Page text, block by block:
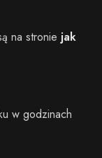
na stronie jak
w godzinach